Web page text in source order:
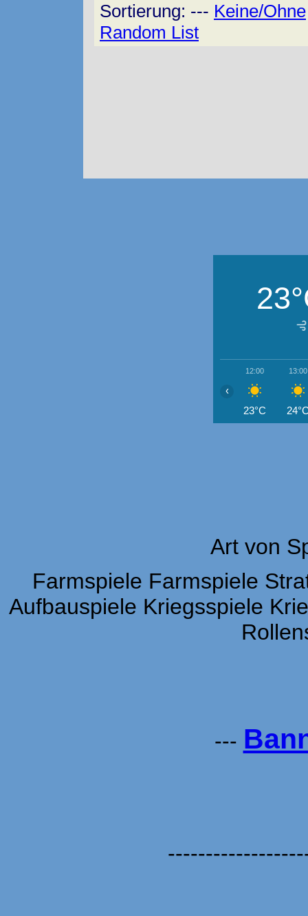
Sortierung: --- Keine/Ohne
Random List
12:00
23°C
13:00
‹
Art von
Farmspiele Farmspiele
Aufbauspiele Kriegsspiele
---